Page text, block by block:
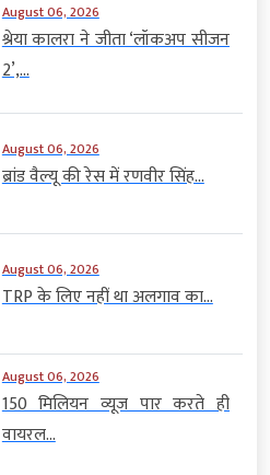
August 06, 2026
श्रेया कालरा ने जीता ‘लॉकअप सीजन
2’,...
August 06, 2026
ब्रांड वैल्यू की रेस में रणवीर सिंह...
August 06, 2026
TRP के लिए नहीं था अलगाव का...
August 06, 2026
150 मिलियन व्यूज पार करते ही
वायरल...